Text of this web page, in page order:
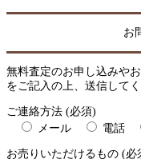
お
無料査定のお申し込みや
をご記入の上、送信してく
ご連絡方法 (必須)
メール
電話
お売りいただけるもの (必